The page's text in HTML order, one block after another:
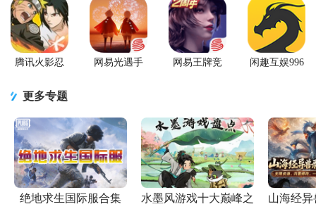
腾讯火影忍
网易光遇手
网易王牌竞
闲趣互娱996
更多专题
绝地求生国际服合集
水墨风游戏十大巅峰之
山海经